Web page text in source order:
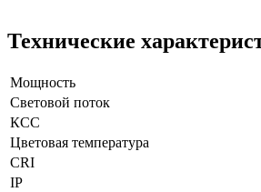
Технические
Мощность
Световой поток
КСС
Цветовая температура
CRI
IP